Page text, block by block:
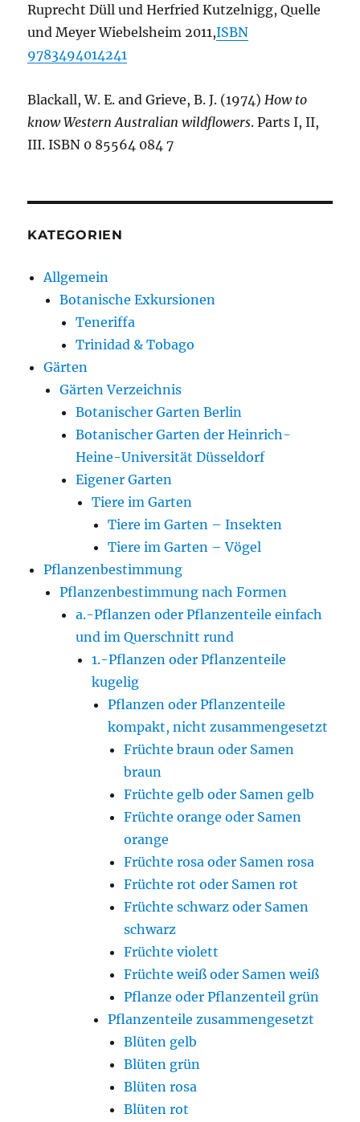
Ruprecht Düll und Herfried Kutzelnigg, Quelle
und Meyer Wiebelsheim 2011,ISBN
9783494014241
Blackall, W. E. and Grieve, B. J. (1974) How to
know Western Australian wildflowers. Parts I, II,
III. ISBN 0 85564 084 7
KATEGORIEN
Allgemein
Botanische Exkursionen
Teneriffa
Trinidad & Tobago
Gärten
Gärten Verzeichnis
Botanischer Garten Berlin
Botanischer Garten der Heinrich-
Heine-Universität Düsseldorf
Eigener Garten
Tiere im Garten
Tiere im Garten – Insekten
Tiere im Garten – Vögel
Pflanzenbestimmung
Pflanzenbestimmung nach Formen
a.-Pflanzen oder Pflanzenteile einfach
und im Querschnitt rund
1.-Pflanzen oder Pflanzenteile
kugelig
Pflanzen oder Pflanzenteile
kompakt, nicht zusammengesetzt
Früchte braun oder Samen
braun
Früchte gelb oder Samen gelb
Früchte orange oder Samen
orange
Früchte rosa oder Samen rosa
Früchte rot oder Samen rot
Früchte schwarz oder Samen
schwarz
Früchte violett
Früchte weiß oder Samen weiß
Pflanze oder Pflanzenteil grün
Pflanzenteile zusammengesetzt
Blüten gelb
Blüten grün
Blüten rosa
Blüten rot